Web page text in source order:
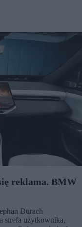
reklama. BMW
Durach
strefa użytkownika,